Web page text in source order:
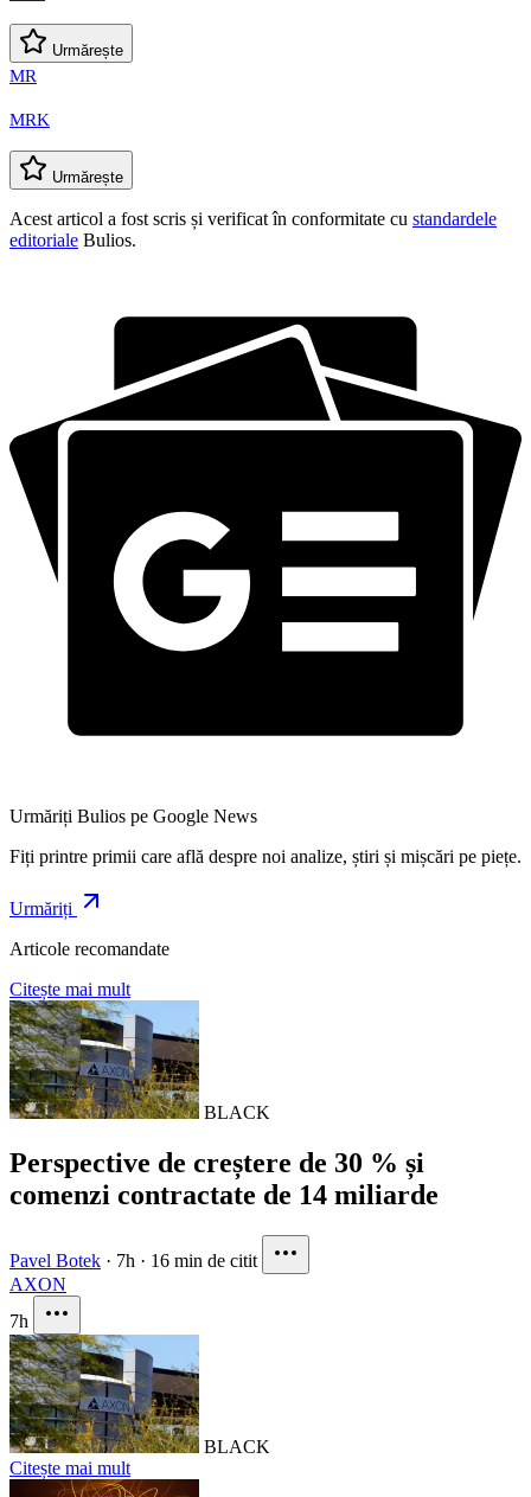
Urmărește
MR
MRK
Urmărește
Acest articol a fost scris și verificat în conformitate cu standardele
editoriale Bulios.
Urmăriți Bulios pe Google News
Fiți printre primii care află despre noi analize, știri și mișcări pe piețe.
Urmăriți
Articole recomandate
Citește mai mult
BLACK
Perspective de creștere de 30 % și
comenzi contractate de 14 miliarde
Pavel Botek · 7h · 16 min de citit
AXON
7h
BLACK
Citește mai mult